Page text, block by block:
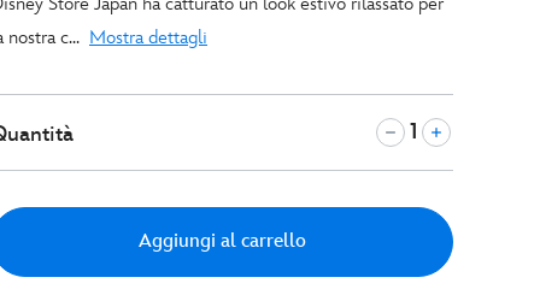
nostra c... Mostra dettagli
Aggiungi al carrello